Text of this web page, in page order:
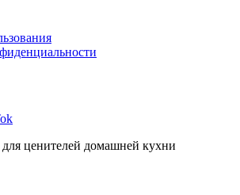
ценителей домашней кухни